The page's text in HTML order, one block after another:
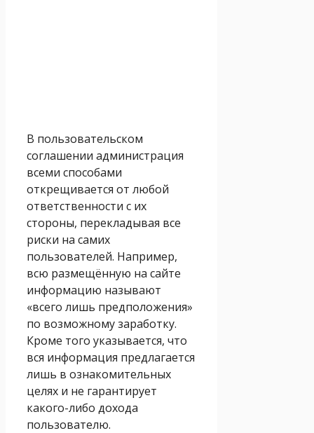
В пользовательском
соглашении администрация
всеми способами
открещивается от любой
ответственности с их
стороны, перекладывая все
риски на самих
пользователей. Например,
всю размещённую на сайте
информацию называют
«всего лишь предположения»
по возможному заработку.
Кроме того указывается, что
вся информация предлагается
лишь в ознакомительных
целях и не гарантирует
какого-либо дохода
пользователю.